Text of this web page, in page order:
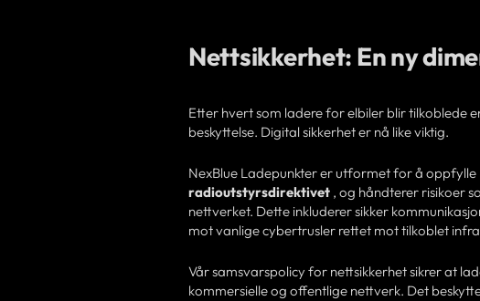
Nettsikkerhet: En ny
Etter hvert som ladere for elbiler blir tilkoblede
beskyttelse. Digital sikkerhet er nå like viktig.
NexBlue Ladepunkter er utformet for å oppfylle
radioutstyrsdirektivet , og håndterer risikoer
nettverket. Dette inkluderer sikker
mot vanlige cybertrusler rettet mot tilkoblet
Vår samsvarspolicy for nettsikkerhet sikrer at
kommersielle og offentlige nettverk. Det